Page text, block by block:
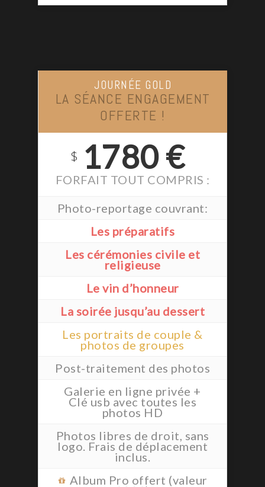
JOURNÉE GOLD
LA SÉANCE ENGAGEMENT
OFFERTE !
$1780 €
FORFAIT TOUT COMPRIS :
Photo-reportage couvrant:
Les préparatifs
Les cérémonies civile et
religieuse
Le vin d’honneur
La soirée jusqu’au dessert
Les portraits de couple &
photos de groupes
Post-traitement des photos
Galerie en ligne privée +
Clé usb avec toutes les
photos HD
Photos libres de droit, sans
logo. Frais de déplacement
inclus.
Album Pro offert (valeur